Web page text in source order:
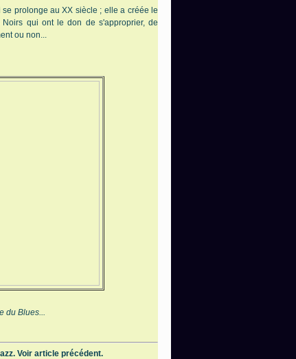
prolonge au XX siècle ; elle a créée le
qui ont le don de s'approprier, de
ou non...
du Blues...
Voir article précédent.